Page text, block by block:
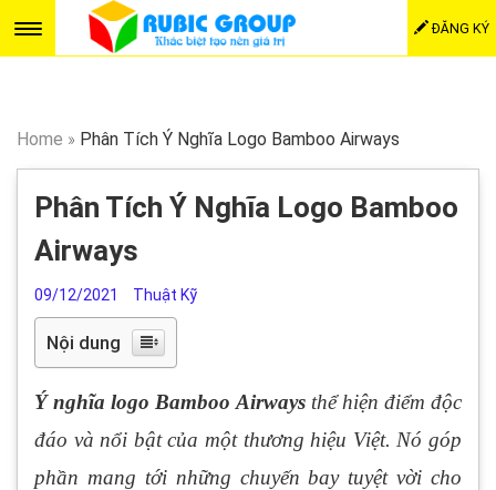
ĐĂNG KÝ
Home » Phân Tích Ý Nghĩa Logo Bamboo Airways
Phân Tích Ý Nghĩa Logo Bamboo
Airways
09/12/2021 Thuật Kỹ
Nội dung
Ý nghĩa logo Bamboo Airwaysthể hiện điểm độc
đáo và nổi bật của một thương hiệu Việt. Nó góp
phần mang tới những chuyến bay tuyệt vời cho